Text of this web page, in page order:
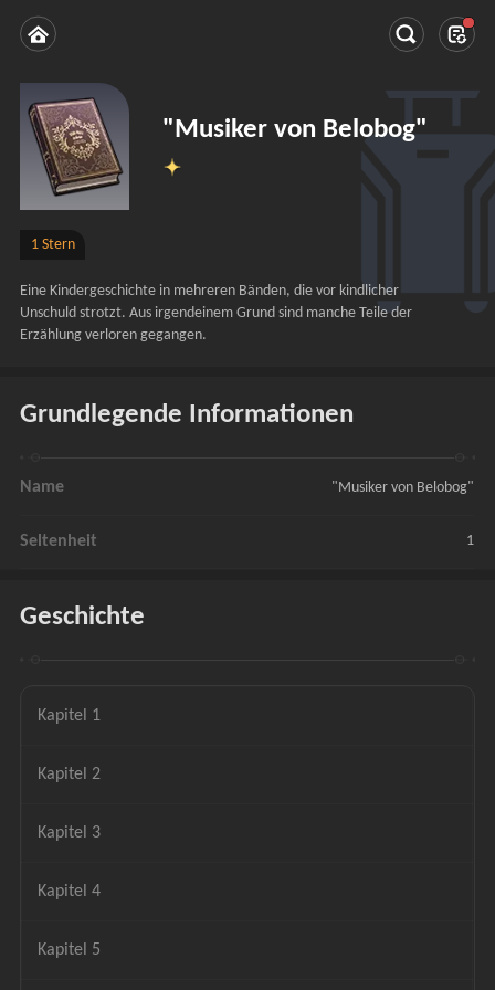
"Musiker von Belobog"
1 Stern
Eine Kindergeschichte in mehreren Bänden, die vor kindlicher
Unschuld strotzt. Aus irgendeinem Grund sind manche Teile der
Erzählung verloren gegangen.
Grundlegende Informationen
Name "Musiker von Belobog"
Seltenheit 1
Geschichte
Kapitel 1
Kapitel 2
Kapitel 3
Kapitel 4
Kapitel 5